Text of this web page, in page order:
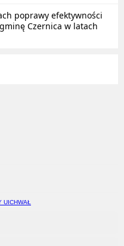
poprawy efektywności
Czernica w latach
UICHWAŁ